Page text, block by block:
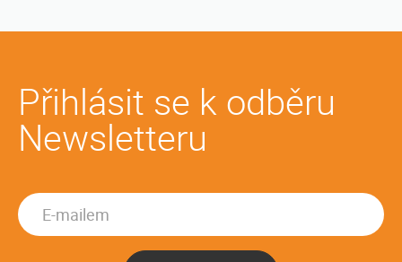
Přihlásit se k odběru
Newsletteru